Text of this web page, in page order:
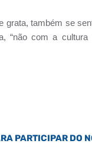
grata, também se
“não com a
PARTICIPAR DO